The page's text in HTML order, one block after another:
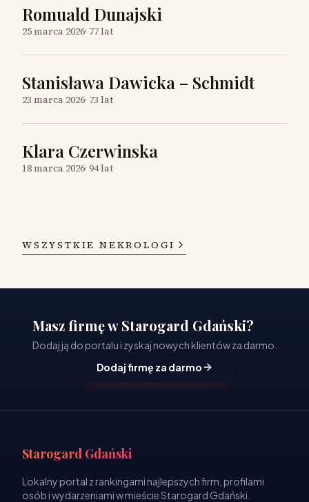
Romuald Dunajski
25 marca 2026· 77 lat
Stanisława Dawicka – Schmidt
23 marca 2026· 73 lat
Klara Czerwinska
18 marca 2026· 94 lat
WSZYSTKIE NEKROLOGI
Masz firmę w Starogard Gdański?
Dodaj ją do portalu i zyskaj nowych klientów za darmo.
Dodaj firmę za darmo
Starogard Gdański
Lokalny portal z rankingami najlepszych firm, profilami
osób i wydarzeniami w mieście Starogard Gdański.